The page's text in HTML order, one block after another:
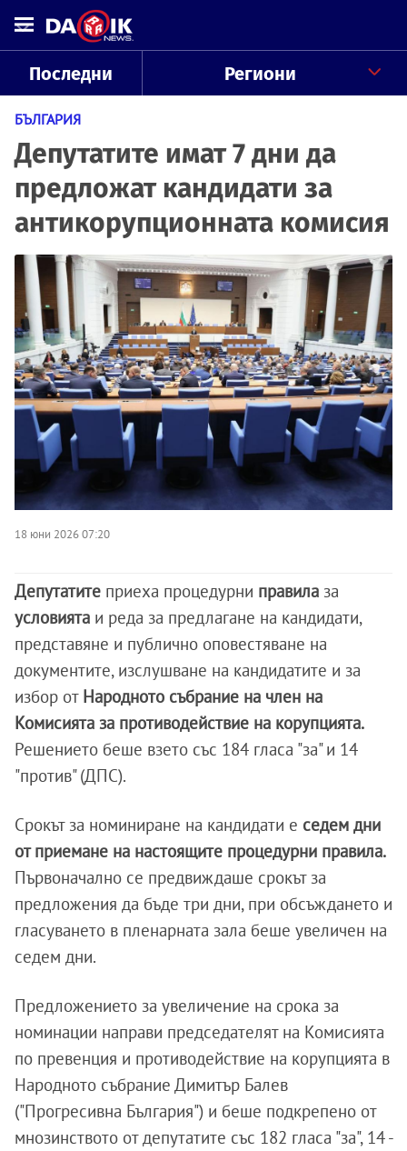
Последни Региони
БЪЛГАРИЯ
Депутатите имат 7 дни да
предложат кандидати за
антикорупционната комисия
18 юни 2026 07:20
Депутатите приеха процедурни правила за
условията и реда за предлагане на кандидати,
представяне и публично оповестяване на
документите, изслушване на кандидатите и за
избор от Народното събрание на член на
Комисията за противодействие на корупцията.
Решението беше взето със 184 гласа "за" и 14
"против" (ДПС).
Срокът за номиниране на кандидати е седем дни
от приемане на настоящите процедурни правила.
Първоначално се предвиждаше срокът за
предложения да бъде три дни, при обсъждането и
гласуването в пленарната зала беше увеличен на
седем дни.
Предложението за увеличение на срока за
номинации направи председателят на Комисията
по превенция и противодействие на корупцията в
Народното събрание Димитър Балев
("Прогресивна България") и беше подкрепено от
мнозинството от депутатите със 182 гласа "за", 14 -